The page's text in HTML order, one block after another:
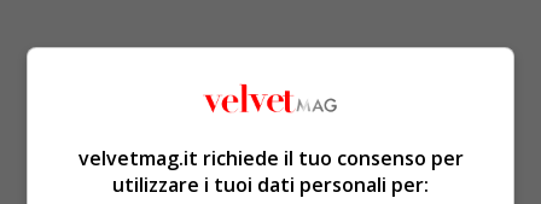
velvetmag.it richiede il tuo consenso per
utilizzare i tuoi dati personali per: